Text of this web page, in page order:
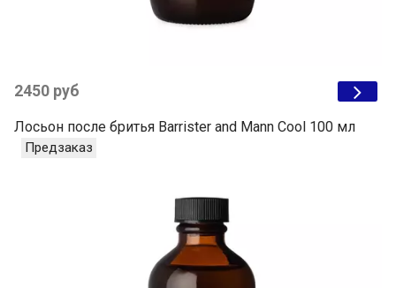
2450 руб
Лосьон после бритья Barrister and Mann Cool 100 мл
Предзаказ